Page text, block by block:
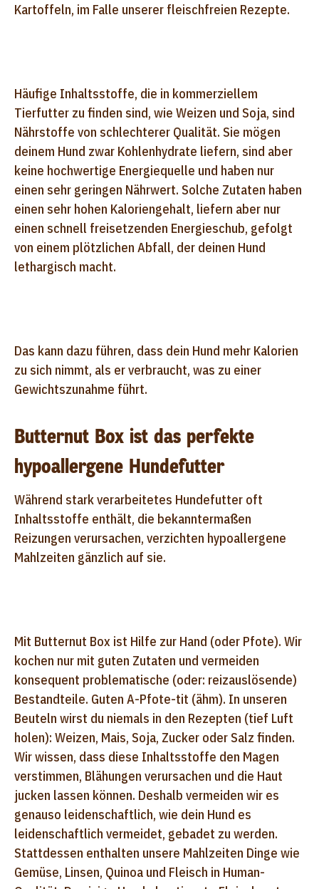
Kartoffeln, im Falle unserer fleischfreien Rezepte.
Häufige Inhaltsstoffe, die in kommerziellem
Tierfutter zu finden sind, wie Weizen und Soja, sind
Nährstoffe von schlechterer Qualität. Sie mögen
deinem Hund zwar Kohlenhydrate liefern, sind aber
keine hochwertige Energiequelle und haben nur
einen sehr geringen Nährwert. Solche Zutaten haben
einen sehr hohen Kaloriengehalt, liefern aber nur
einen schnell freisetzenden Energieschub, gefolgt
von einem plötzlichen Abfall, der deinen Hund
lethargisch macht.
Das kann dazu führen, dass dein Hund mehr Kalorien
zu sich nimmt, als er verbraucht, was zu einer
Gewichtszunahme führt.
Butternut Box ist das perfekte
hypoallergene Hundefutter
Während stark verarbeitetes Hundefutter oft
Inhaltsstoffe enthält, die bekanntermaßen
Reizungen verursachen, verzichten hypoallergene
Mahlzeiten gänzlich auf sie.
Mit Butternut Box ist Hilfe zur Hand (oder Pfote). Wir
kochen nur mit guten Zutaten und vermeiden
konsequent problematische (oder: reizauslösende)
Bestandteile. Guten A-Pfote-tit (ähm). In unseren
Beuteln wirst du niemals in den Rezepten (tief Luft
holen): Weizen, Mais, Soja, Zucker oder Salz finden.
Wir wissen, dass diese Inhaltsstoffe den Magen
verstimmen, Blähungen verursachen und die Haut
jucken lassen können. Deshalb vermeiden wir es
genauso leidenschaftlich, wie dein Hund es
leidenschaftlich vermeidet, gebadet zu werden.
Stattdessen enthalten unsere Mahlzeiten Dinge wie
Gemüse, Linsen, Quinoa und Fleisch in Human-